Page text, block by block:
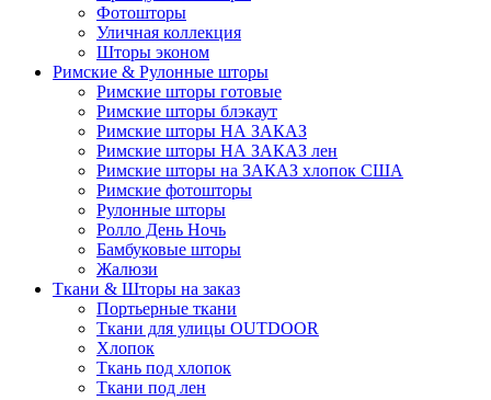
Фотошторы
Уличная коллекция
Шторы эконом
Римские & Рулонные шторы
Римские шторы готовые
Римские шторы блэкаут
Римские шторы НА ЗАКАЗ
Римские шторы НА ЗАКАЗ лен
Римские шторы на ЗАКАЗ хлопок США
Римские фотошторы
Рулонные шторы
Ролло День Ночь
Бамбуковые шторы
Жалюзи
Ткани & Шторы на заказ
Портьерные ткани
Ткани для улицы OUTDOOR
Хлопок
Ткань под хлопок
Ткани под лен